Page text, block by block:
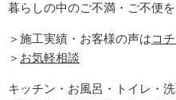
暮らしの中のご不満・ご不便を
＞施工実績・お客様の声はコ
＞ お気軽相談
キッチン・お風呂・トイレ・